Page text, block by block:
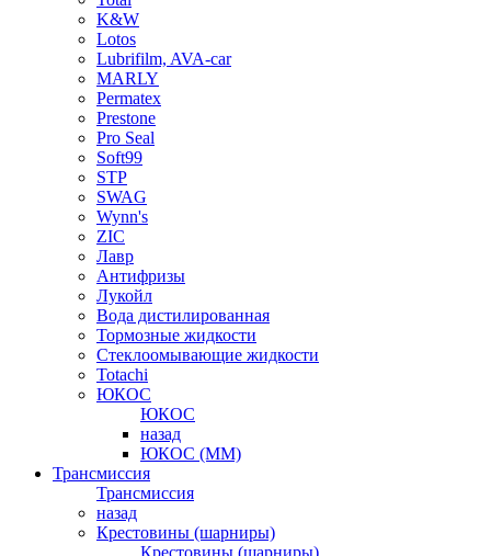
K&W
Lotos
Lubrifilm, AVA-car
MARLY
Permatex
Prestone
Pro Seal
Soft99
STP
SWAG
Wynn's
ZIC
Лавр
Антифризы
Лукойл
Вода дистилированная
Тормозные жидкости
Стеклоомывающие жидкости
Totachi
ЮКОС
ЮКОС
назад
ЮКОС (ММ)
Трансмиссия
Трансмиссия
назад
Крестовины (шарниры)
Крестовины (шарниры)